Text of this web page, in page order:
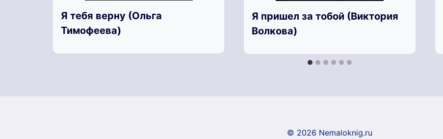
Я тебя верну (Ольга
Тимофеева)
Я пришел за тобой (Виктория
Волкова)
© 2026 Nemaloknig.ru